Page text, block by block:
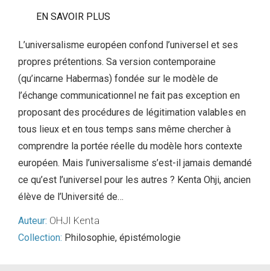
EN SAVOIR PLUS
L’universalisme européen confond l’universel et ses
propres prétentions. Sa version contemporaine
(qu’incarne Habermas) fondée sur le modèle de
l’échange communicationnel ne fait pas exception en
proposant des procédures de légitimation valables en
tous lieux et en tous temps sans même chercher à
comprendre la portée réelle du modèle hors contexte
européen. Mais l’universalisme s’est-il jamais demandé
ce qu’est l’universel pour les autres ? Kenta Ohji, ancien
élève de l’Université de…
Auteur: OHJI Kenta
Collection: Philosophie, épistémologie